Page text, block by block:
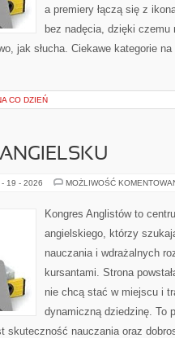
a premiery łączą się z
bez nadęcia, dzięki
jak słucha. Ciekawe kategorie
CO DZIEŃ
- 19 - 2026 MOŻLIWOŚĆ
Kongres Anglistów to
angielskiego, którzy
nauczania i wdrażalnych
kursantami. Strona
nie chcą stać w miejscu i
dynamiczną dziedzinę. To
skuteczność nauczania oraz